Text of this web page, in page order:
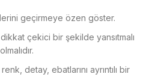
geçirmeye özen göster.
çekici bir şekilde yansıtmalı
detay, ebatlarını ayrıntılı bir